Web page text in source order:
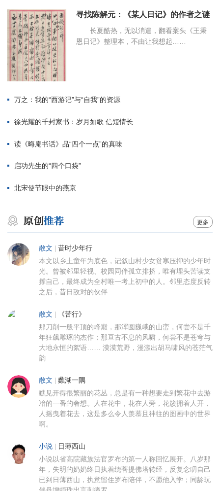
寻找陈解元：《某人日记》的作者之谜
长夏酷热，无以消遣，翻看案头《王秉
恩日记》整理本，不由让我想起……
万之：我的“西游记”与“自我”的资源
徐光耀的千封家书：岁月如歌 信短情长
读《晦庵书话》品“四个一点”的真味
启功先生的“四个口袋”
北宋使节眼中的燕京
更多
散文 昔时少年行
本文以乡土童年为底色，记叙山村少女贫寒压抑的少年时
光。曾被邻里轻视、校园同伴孤立排挤，唯有埋头苦读支
撑自己，最终成为全村唯一考上初中的人。邻里态度反转
之后，昔日敌对的伙伴
散文 《苦行》
那刀削一般平顶的峰巅，那浑圆巍峨的山峦，何尝不是千
年狂飙雕琢的杰作；那亘古不息的风啸，何尝不是苍穹与
大地永恒的絮语…… 漠漠荒野，漫漾出胡马啸风的苍茫气
韵
散文 蠡湖一隅
瞧见开得很繁丽的花丛，总是有一种想要走到繁花中去游
冶的一番的奢想。人在花中，花在人旁，花簇拥着人开，
人摇曳着花去，这是多么令人羡慕且神往的图画中的世界
啊。
小说 日薄西山
小说以省高院藏族法官罗布的第一人称回忆展开。八岁那
年，失明的奶奶终日执着绕菩提佛塔转经，反复念叨自己
已到日薄西山，执意留住罗布陪伴，不愿他入学；同龄玩